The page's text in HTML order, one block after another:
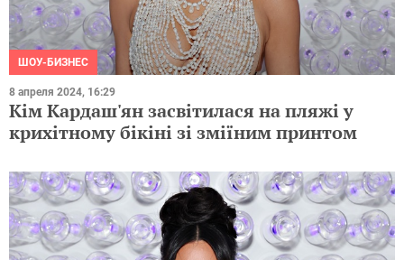
ШОУ-БИЗНЕС
8 апреля 2024, 16:29
Кім Кардаш'ян засвітилася на пляжі у
крихітному бікіні зі зміїним принтом